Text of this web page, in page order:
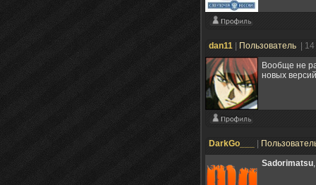
dan11 Пользователь
|
Вообще не
новых
DarkGo___
Sadorimatsu